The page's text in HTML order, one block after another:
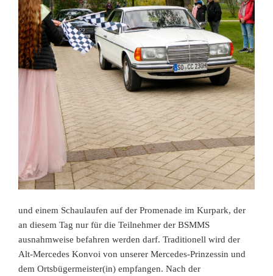
und einem Schaulaufen auf der Promenade im Kurpark, der
an diesem Tag nur für die Teilnehmer der BSMMS
ausnahmweise befahren werden darf. Traditionell wird der
Alt-Mercedes Konvoi von unserer Mercedes-Prinzessin und
dem Ortsbügermeister(in) empfangen. Nach der